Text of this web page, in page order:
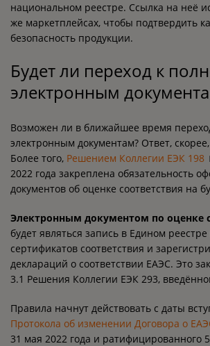
национальном реестре. Ссылка на неё
же маркетплейсах, чтобы подтвердить
безопасность продукции.
Будет ли переход к
электронным
Возможен ли в ближайшее время
электронным документам? Ответ,
Более того, Решением Коллегии ЕЭК 198
2022 года закреплена обязательность
документов об оценке соответствия на
Электронным документом по оценке
будет являться запись в Едином
сертификатов соответствия и
деклараций о соответствии ЕАЭС. Это
3.1 Решения Коллегии ЕЭК 293,
Правила начнут действовать с даты
Протокола об изменении Договора о
31 мая 2022 года и ратифицированного